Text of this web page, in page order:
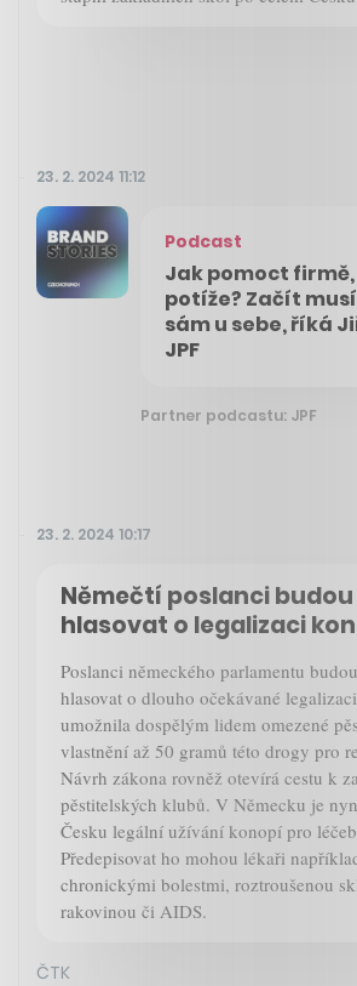
23. 2. 2024 11:12
Podcast
Jak pomoct
potíže? Začít
sám u sebe, říká
JPF
Partner podcastu: JPF
23. 2. 2024 10:17
Němečtí poslanci
hlasovat o legalizaci
Poslanci německého parlamentu
hlasovat o dlouho očekávané
umožnila dospělým lidem omezené
vlastnění až 50 gramů této drogy pro
Návrh zákona rovněž otevírá cestu k
pěstitelských klubů. V Německu je
Česku legální užívání konopí pro
Předepisovat ho mohou lékaři
chronickými bolestmi, roztroušenou
rakovinou či AIDS.
ČTK